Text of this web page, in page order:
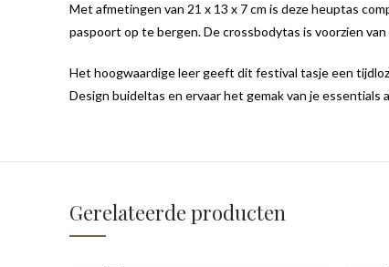
Met afmetingen van 21 x 13 x 7 cm is deze heuptas
paspoort op te bergen. De crossbodytas is voorzien
Het hoogwaardige leer geeft dit festival tasje een
Design buideltas en ervaar het gemak van je essentials
Gerelateerde producten